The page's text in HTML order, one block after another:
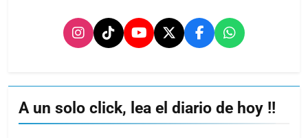
A un solo click, lea el diario de hoy !!